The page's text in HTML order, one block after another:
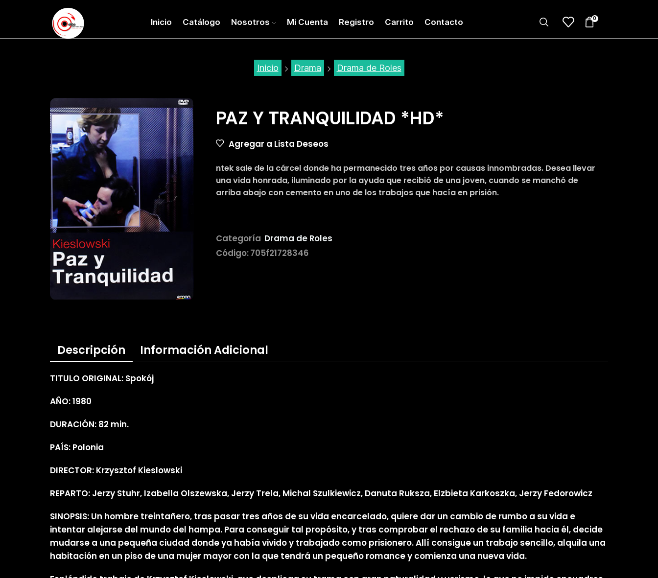
Inicio Catálogo Nosotros Mi Cuenta Registro Carrito Contacto 0
Inicio Drama Drama de Roles
PAZ Y TRANQUILIDAD *HD*
Agregar a Lista Deseos
ntek sale de la cárcel donde ha permanecido tres años por causas innombradas. Desea llevar
una vida honrada, iluminado por la ayuda que recibió de una joven, cuando se manchó de
arriba abajo con cemento en uno de los trabajos que hacía en prisión.
Categoría Drama de Roles
Código:705f21728346
Descripción Información Adicional
TITULO ORIGINAL: Spokój
AÑO: 1980
DURACIÓN: 82 min.
PAÍS: Polonia
DIRECTOR: Krzysztof Kieslowski
REPARTO: Jerzy Stuhr, Izabella Olszewska, Jerzy Trela, Michal Szulkiewicz, Danuta Ruksza, Elzbieta Karkoszka, Jerzy Fedorowicz
SINOPSIS: Un hombre treintañero, tras pasar tres años de su vida encarcelado, quiere dar un cambio de rumbo a su vida e
intentar alejarse del mundo del hampa. Para conseguir tal propósito, y tras comprobar el rechazo de su familia hacia él, decide
mudarse a una pequeña ciudad donde ya había vivido y trabajado como prisionero. Allí consigue un trabajo sencillo, alquila una
habitación en un piso de una mujer mayor con la que tendrá un pequeño romance y comienza una nueva vida.